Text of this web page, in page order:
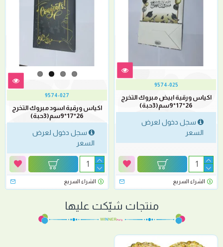
9574-025
اكياس ورقية ابيض مبروك التخرج
26*17*9سم(3حبة)
سجل دخول لعرض
السعر
الشراء السريع
9574-027
اكياس ورقية اسود مبروك التخرج
26*17*9سم(3حبة)
سجل دخول لعرض
السعر
الشراء السريع
منتجات شيّكت عليها